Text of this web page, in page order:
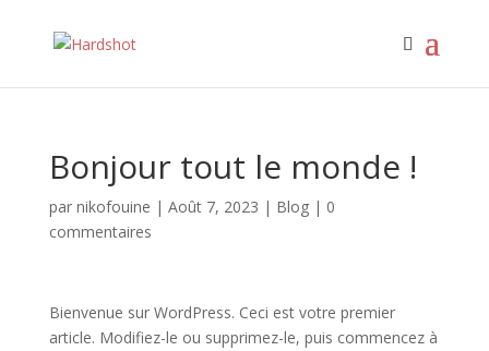
Bonjour tout le monde !
par nikofouine | Août 7, 2023 | Blog| 0
commentaires
Bienvenue sur WordPress. Ceci est votre premier
article. Modifiez-le ou supprimez-le, puis commencez à